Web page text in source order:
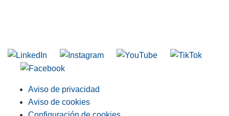
Aviso de privacidad
Aviso de cookies